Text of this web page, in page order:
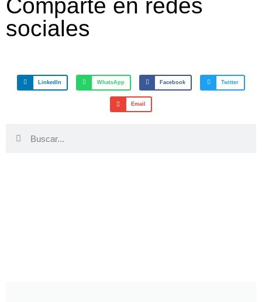
Comparte en redes
sociales
LinkedIn WhatsApp Facebook Twitter
Email